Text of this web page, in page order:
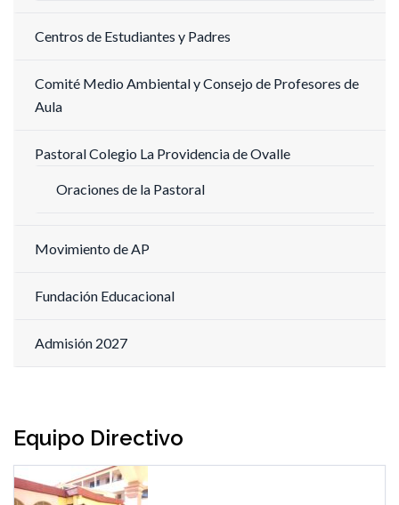
Centros de Estudiantes y Padres
Comité Medio Ambiental y Consejo de Profesores de
Aula
Pastoral Colegio La Providencia de Ovalle
Oraciones de la Pastoral
Movimiento de AP
Fundación Educacional
Admisión 2027
Equipo Directivo